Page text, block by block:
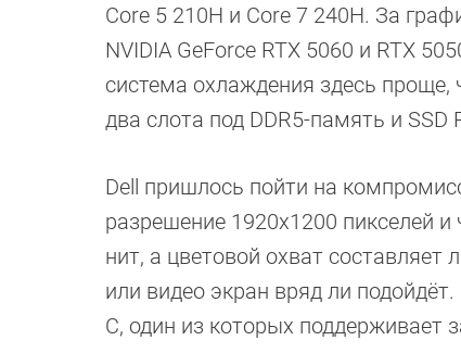
Core 5 210H и Core 7 240H. За
NVIDIA GeForce RTX 5060 и RTX
система охлаждения здесь
два слота под DDR5-память и
Dell пришлось пойти на
разрешение 1920х1200 пикселей и
нит, а цветовой охват составляет
или видео экран вряд ли
C, один из которых поддерживает